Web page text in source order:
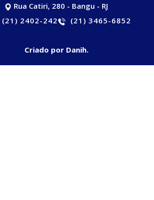
Rua Catiri, 280 - Bangu - RJ
(21) 2402-2421
(21) 3465-6852
Criado por Danih.